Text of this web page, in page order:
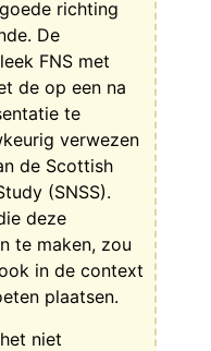
richting
De
FNS met
de op een na
te
verwezen
de Scottish
(SNSS).
deze
te maken, zou
in de context
plaatsen.
niet